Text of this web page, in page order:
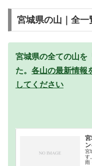
宮城県の山｜全一
宮城県の全ての山を
た。 各山の最新情報
してください
宮
す
雨